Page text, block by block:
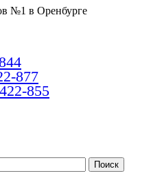
№1 в Оренбурге
877
855